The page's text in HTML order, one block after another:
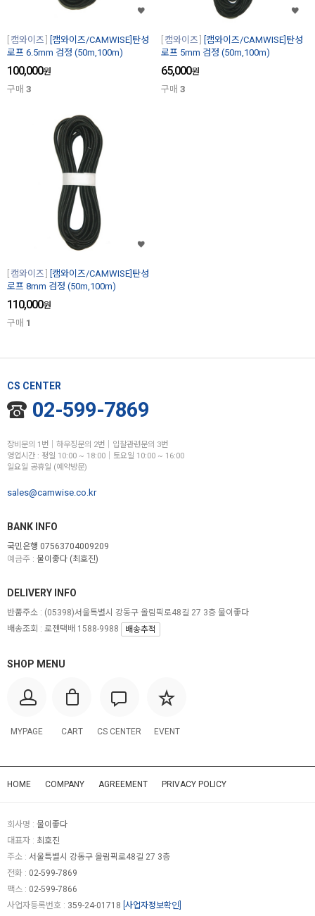
캠와이즈
[캠와이즈/CAMWISE]탄성
로프 6.5mm 검정 (50m,100m)
100,000원
구매 3
캠와이즈
[캠와이즈/CAMWISE]탄성
로프 5mm 검정 (50m,100m)
65,000원
구매 3
캠와이즈
[캠와이즈/CAMWISE]탄성
로프 8mm 검정 (50m,100m)
110,000원
구매 1
CS CENTER
02-599-7869
장비문의 1번│하우징문의 2번│입찰관련문의 3번
영업시간 : 평일 10:00 ~ 18:00│토요일 10:00 ~ 16:00
일요일 공휴일 (예약방문)
sales@camwise.co.kr
BANK INFO
국민은행 07563704009209
예금주 : 물이좋다 (최호진)
SHOP MENU
MYPAGE CART CS CENTER EVENT
DELIVERY INFO
반품주소 : (05398)서울특별시 강동구 올림픽로48길 27 3층 물이좋다
배송조회 : 로젠택배 1588-9988
배송추적
HOME COMPANY AGREEMENT PRIVACY POLICY
회사명 : 물이좋다
대표자 : 최호진
주소 : 서울특별시 강동구 올림픽로48길 27 3층
전화 : 02-599-7869
팩스 : 02-599-7866
사업자등록번호 : 359-24-01718 [사업자정보확인]